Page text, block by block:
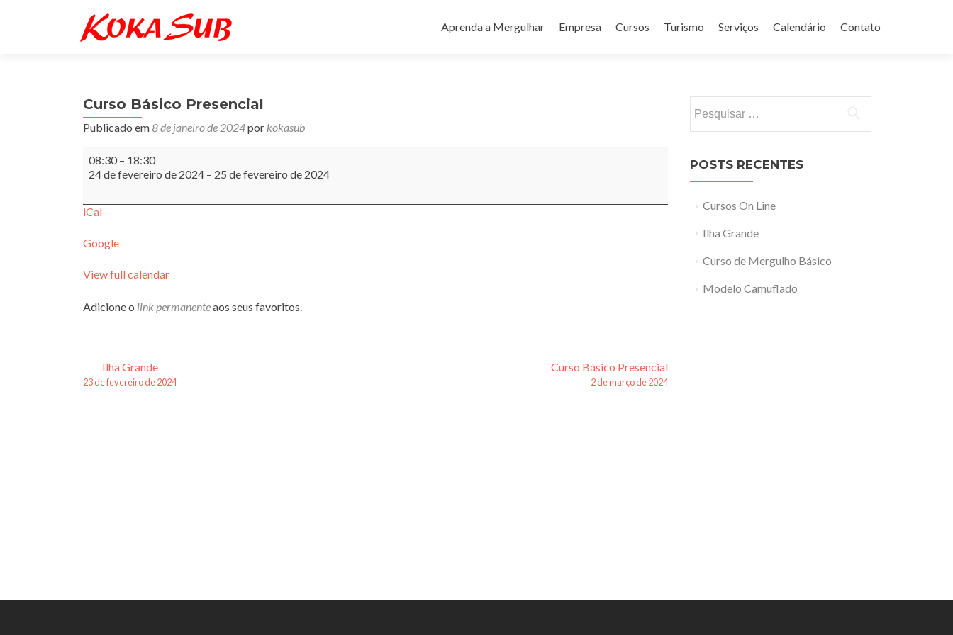
para
Aprenda a Mergulhar Empresa Cursos Turismo Serviços Calendário Contato
Curso Básico Presencial
Publicado em8 de janeiro de 2024por kokasub
Curso
Básico
Presencial
08:30 – 18:30
24 de fevereiro de 2024 – 25 de fevereiro de 2024
iCal
Google
View full calendar
Adicione o link permanenteaos seus favoritos.
Navegação
Ilha Grande
23 de fevereiro de 2024
Curso Básico Presencial
2 de março de 2024
por:
POSTS RECENTES
Cursos On Line
Ilha Grande
Curso de Mergulho Básico
Modelo Camuflado